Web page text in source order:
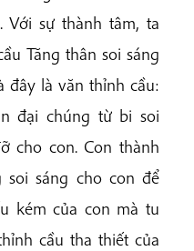
Với sự thành tâm, ta
Tăng thân soi sáng
đây là văn thỉnh cầu:
đại chúng từ bi soi
cho con. Con thành
sáng cho con để
kém của con mà tu
cầu tha thiết của